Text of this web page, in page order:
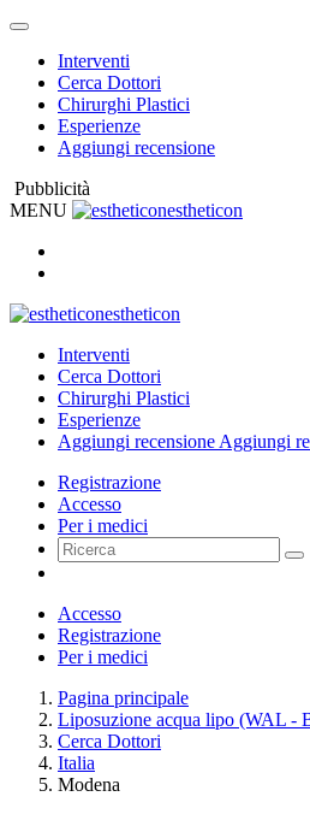
Interventi
Cerca Dottori
Chirurghi Plastici
Esperienze
Aggiungi recensione
Pubblicità
MENU
estheticon
estheticon
Interventi
Cerca Dottori
Chirurghi Plastici
Esperienze
Aggiungi recensione Aggiungi
Registrazione
Accesso
Per i medici
Accesso
Registrazione
Per i medici
Pagina principale
Liposuzione acqua lipo (WAL -
Cerca Dottori
Italia
Modena